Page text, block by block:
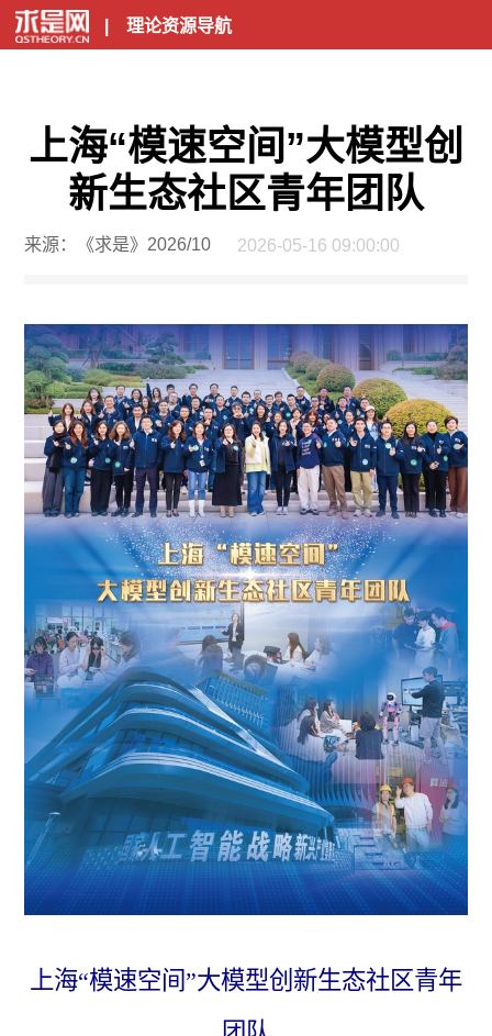
| 理论资源导航
上海“模速空间”大模型创
新生态社区青年团队
来源：《求是》2026/10 2026-05-16 09:00:00
上海“模速空间”大模型创新生态社区青年